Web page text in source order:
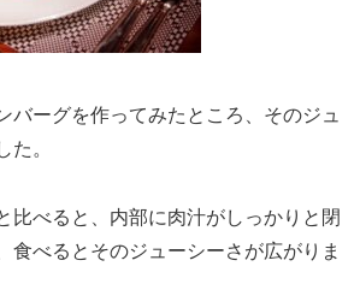
バーグを作ってみたところ、そのジュ
た。
比べると、内部に肉汁がしっかりと閉
食べるとそのジューシーさが広がりま